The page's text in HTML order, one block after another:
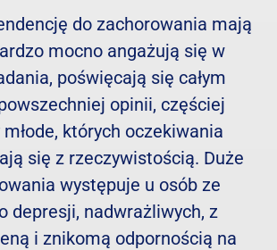
do zachorowania mają
mocno angażują się w
poświęcają się całym
opinii, częściej
których oczekiwania
się z rzeczywistością. Duże
występuje u osób ze
depresji, nadwrażliwych, z
i znikomą odpornością na